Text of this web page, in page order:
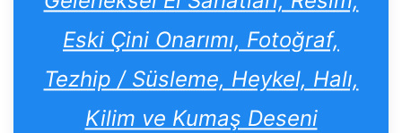
Eski Çini Onarımı, Fotoğraf,
Tezhip / Süsleme, Heykel, Halı,
Kilim ve Kumaş Deseni